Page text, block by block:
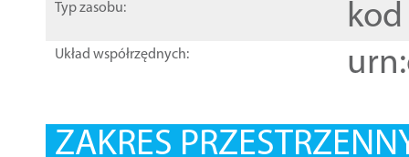
Typ zasobu: kod
Układ współrzędnych:
ZAKRES